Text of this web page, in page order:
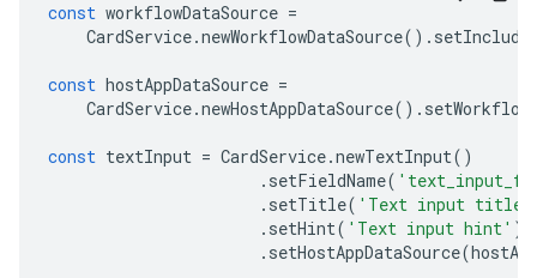
const workflowDataSource =
CardService.newWorkflowDataSource().
const hostAppDataSource =
CardService.newHostAppDataSource().
const textInput = CardService.newTextInput()
. setFieldName(
. setTitle( 'Text input title'
. setHint( 'Text input hint' )
. setHostAppDataSource(